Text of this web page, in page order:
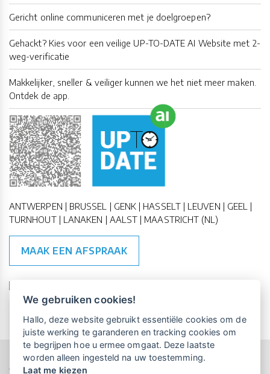
Gericht online communiceren met je doelgroepen?
Gehackt? Kies voor een veilige UP-TO-DATE AI Website met 2-
weg-verificatie
Makkelijker, sneller & veiliger kunnen we het niet meer maken.
Ontdek de app.
ANTWERPEN | BRUSSEL | GENK | HASSELT | LEUVEN | GEEL |
TURNHOUT | LANAKEN | AALST | MAASTRICHT (NL)
MAAK EEN AFSPRAAK
🇪🇺 🇧🇪
Copyright All Rights Reserved © 2015-2026 UP-TO-DATE
WebDesign
We gebruiken cookies!
Hallo, deze website gebruikt essentiële cookies om de
juiste werking te garanderen en tracking cookies om
te begrijpen hoe u ermee omgaat. Deze laatste
worden alleen ingesteld na uw toestemming.
Laat me kiezen
Vrijblijvende kennismaking?Boek
een persoonlijke demo.